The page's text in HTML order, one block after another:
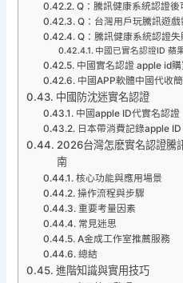
Q：騰訊健康系統認證後
Q：台灣用戶玩騰訊遊戲
Q：騰訊健康系統認證失
中國已實名認證ID 蘋
中國實名認證 apple id購
中國APP軟體中國代收
中國防沈迷實名認證
中國apple ID代實名認證
日本帶消費記錄apple
2026台灣怎麽實名認證騰
南
核心功能與應用場景
操作流程與步驟
重要考量因素
常見迷思
A金成工作室推薦服務
總結
進階知識與實用技巧